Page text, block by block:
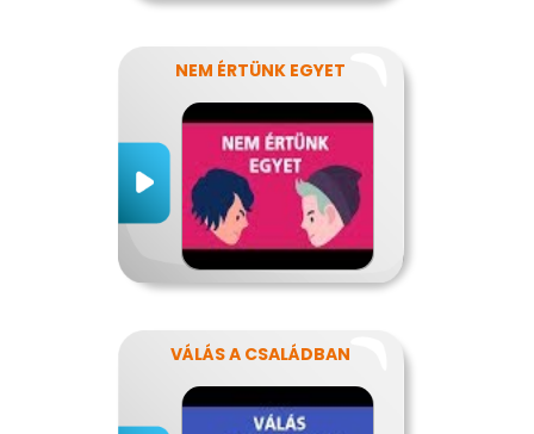
NEM ÉRTÜNK EGYET
VÁLÁS A CSALÁDBAN